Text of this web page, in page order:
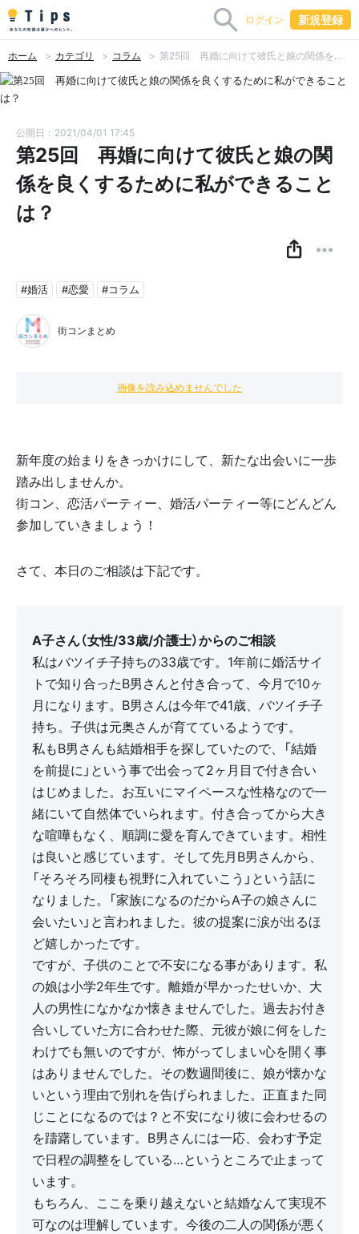
ログイン 新規登録
ホーム カテゴリ コラム 第25回 再婚に向けて彼氏と娘の関係を良くするために私ができることは？
公開日：2021/04/01 17:45
第25回 再婚に向けて彼氏と娘の関
係を良くするために私ができること
は？
#婚活 #恋愛 #コラム
街コンまとめ
画像を読み込めませんでした
新年度の始まりをきっかけにして、新たな出会いに一歩
踏み出しませんか。
街コン、恋活パーティー、婚活パーティー等にどんどん
参加していきましょう！
さて、本日のご相談は下記です。
A子さん（女性/33歳/介護士）からのご相談
私はバツイチ子持ちの33歳です。1年前に婚活サイ
トで知り合ったB男さんと付き合って、今月で10ヶ
月になります。B男さんは今年で41歳、バツイチ子
持ち。子供は元奥さんが育てているようです。
私もB男さんも結婚相手を探していたので、「結婚
を前提に」という事で出会って2ヶ月目で付き合い
はじめました。お互いにマイペースな性格なので一
緒にいて自然体でいられます。付き合ってから大き
な喧嘩もなく、順調に愛を育んできています。相性
は良いと感じています。そして先月B男さんから、
「そろそろ同棲も視野に入れていこう」という話に
なりました。「家族になるのだからA子の娘さんに
会いたい」と言われました。彼の提案に涙が出るほ
ど嬉しかったです。
ですが、子供のことで不安になる事があります。私
の娘は小学2年生です。離婚が早かったせいか、大
人の男性になかなか懐きませんでした。過去お付き
合いしていた方に合わせた際、元彼が娘に何をした
わけでも無いのですが、怖がってしまい心を開く事
はありませんでした。その数週間後に、娘が懐かな
いという理由で別れを告げられました。正直また同
じことになるのでは？と不安になり彼に会わせるの
を躊躇しています。B男さんには一応、会わす予定
で日程の調整をしている…というところで止まって
います。
もちろん、ここを乗り越えないと結婚なんて実現不
可なのは理解しています。今後の二人の関係が悪く